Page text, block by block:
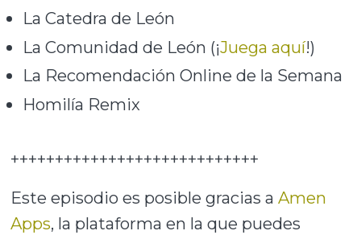
La Catedra de León
La Comunidad de León (¡Juega aquí!)
La Recomendación Online de la Semana
Homilía Remix
++++++++++++++++++++++++++++
Este episodio es posible gracias aAmen
Apps, la plataforma en la que puedes